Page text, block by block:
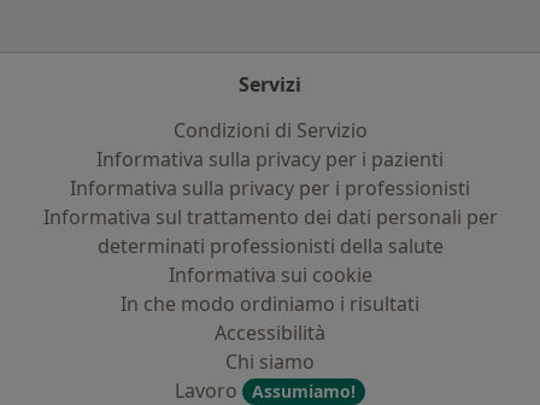
Servizi
Condizioni di Servizio
Informativa sulla privacy per i pazienti
Informativa sulla privacy per i professionisti
Informativa sul trattamento dei dati personali per
determinati professionisti della salute
Informativa sui cookie
In che modo ordiniamo i risultati
Accessibilità
Chi siamo
Lavoro
Assumiamo!